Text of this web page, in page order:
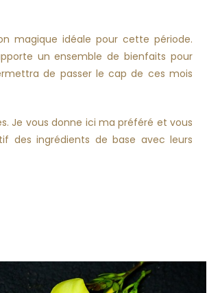
magique idéale pour cette période.
un ensemble de bienfaits pour
de passer le cap de ces mois
Je vous donne ici ma préféré et vous
des ingrédients de base avec leurs